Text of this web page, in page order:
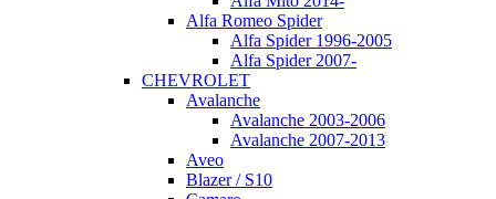
Alfa Romeo Spider
Alfa Spider 1996-2005
Alfa Spider 2007-
CHEVROLET
Avalanche
Avalanche 2003-2006
Avalanche 2007-2013
Aveo
Blazer / S10